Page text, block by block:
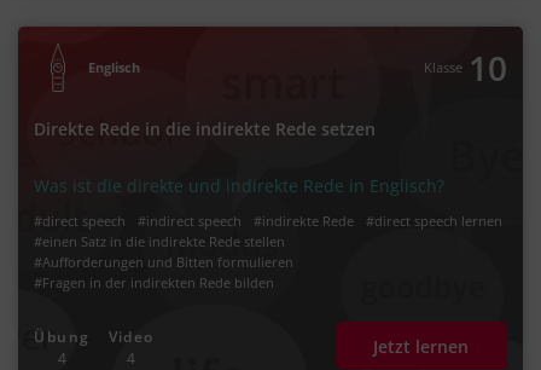
Englisch Klasse 10
Direkte Rede in die indirekte Rede setzen
Was ist die direkte und indirekte Rede in Englisch?
#direct speech #indirect speech #indirekte Rede
#direct speech lernen
#einen Satz in die indirekte Rede stellen
#Aufforderungen und Bitten formulieren
#Fragen in der indirekten Rede bilden
Übung
4
Video
4
Jetzt lernen